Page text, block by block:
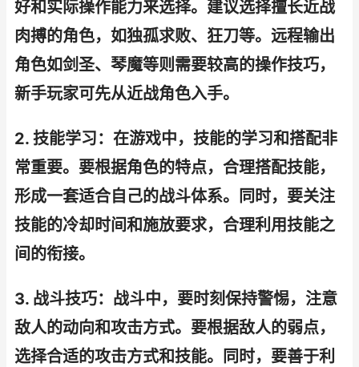
好和实际操作能力来选择。建议选择擅长近战
肉搏的角色，如独孤求败、狂刀等。远程输出
角色如剑圣、琴魔等则需要较高的操作技巧，
新手玩家可先从近战角色入手。
2. 技能学习：在游戏中，技能的学习和搭配非
常重要。要根据角色的特点，合理搭配技能，
形成一套适合自己的战斗体系。同时，要关注
技能的冷却时间和施放要求，合理利用技能之
间的衔接。
3. 战斗技巧：战斗中，要时刻保持警惕，注意
敌人的动向和攻击方式。要根据敌人的弱点，
选择合适的攻击方式和技能。同时，要善于利